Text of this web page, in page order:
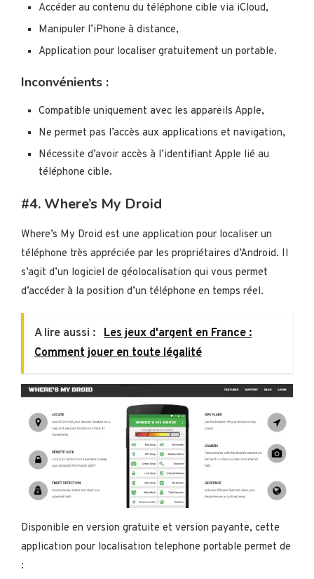
Accéder au contenu du téléphone cible via iCloud,
Manipuler l’iPhone à distance,
Application pour localiser gratuitement un portable.
Inconvénients :
Compatible uniquement avec les appareils Apple,
Ne permet pas l’accès aux applications et navigation,
Nécessite d’avoir accès à l’identifiant Apple lié au
téléphone cible.
#4. Where’s My Droid
Where’s My Droid est une application pour localiser un
téléphone très appréciée par les propriétaires d’Android. Il
s’agit d’un logiciel de géolocalisation qui vous permet
d’accéder à la position d’un téléphone en temps réel.
A lire aussi : Les jeux d'argent en France :
Comment jouer en toute légalité
Disponible en version gratuite et version payante, cette
application pour localisation telephone portable permet de
: